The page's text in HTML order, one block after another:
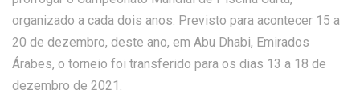
organizado a cada dois anos. Previsto para acontecer 15 a
20 de dezembro, deste ano, em Abu Dhabi, Emirados
Árabes, o torneio foi transferido para os dias 13 a 18 de
dezembro de 2021.